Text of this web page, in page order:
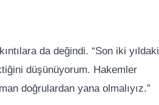
da değindi. “Son iki yıldaki
düşünüyorum. Hakemler
doğrulardan yana olmalıyız.”